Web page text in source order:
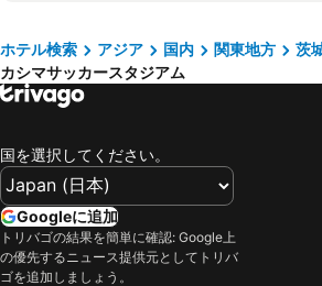
Unito Villa Kashima
Oyo
House In The Forest
上野駅
鬼怒川温
横浜駅
大宮駅
富士急ハ
みなとみらい駅
東京ビッグサイト
海浜幕張駅
東京ドームシティ
ホテル検索 アジア 国内 関東地方 茨
カシマサッカースタジアム
国を選択してください。
Googleに追加
トリバゴの結果を簡単に確認: Google上
の優先するニュース提供元としてトリバ
ゴを追加しましょう。